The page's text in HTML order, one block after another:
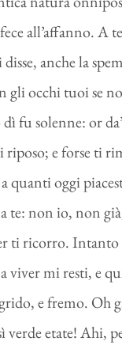
all’affanno. A
anche la
occhi tuoi se
dì fu solenne: or
riposo; e forse ti
quanti oggi
te: non io, non
ti ricorro. Intanto
viver mi resti, e
e fremo. Oh
verde etate! Ahi,